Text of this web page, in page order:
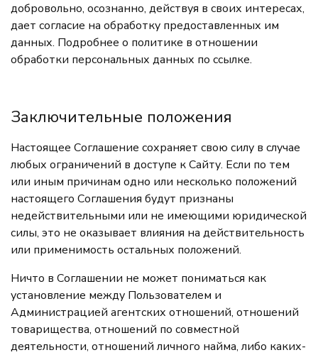
добровольно, осознанно, действуя в своих интересах,
дает согласие на обработку предоставленных им
данных. Подробнее о политике в отношении
обработки персональных данных по ссылке.
Заключительные положения
Настоящее Соглашение сохраняет свою силу в случае
любых ограничений в доступе к Сайту. Если по тем
или иным причинам одно или несколько положений
настоящего Соглашения будут признаны
недействительными или не имеющими юридической
силы, это не оказывает влияния на действительность
или применимость остальных положений.
Ничто в Соглашении не может пониматься как
установление между Пользователем и
Администрацией агентских отношений, отношений
товарищества, отношений по совместной
деятельности, отношений личного найма, либо каких-